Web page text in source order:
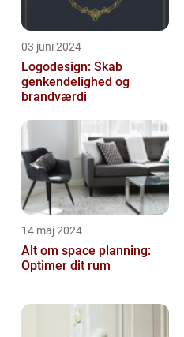
03 juni 2024
Logodesign: Skab
genkendelighed og
brandværdi
14 maj 2024
Alt om space planning:
Optimer dit rum